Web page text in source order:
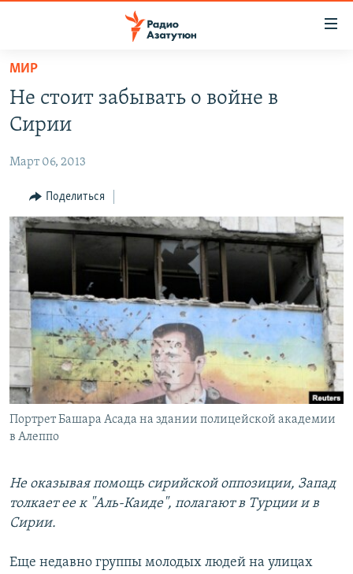
Перейти
основному
содержанию
Перейти
навигации
Перейти
поиску
ПОЛИТИКА
ОБЩЕСТВО
ЭКОНОМИКА
РЕГИОН
НАГОРНЫЙ КАРАБАХ
КУЛЬТУРА
СПОРТ
АРХИВ
Հայերեն
English
Русский
Все сайты Радио Азатутюн
МИР
Не стоит забывать о войне в
Сирии
Март 06, 2013
Поделиться
Портрет Башара Асада на здании полицейской академии
в Алеппо
Не оказывая помощь сирийской оппозиции, Запад
толкает ее к "Аль-Каиде", полагают в Турции и в
Сирии.
Еще недавно группы молодых людей на улицах